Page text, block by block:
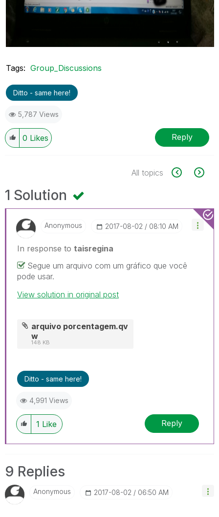
Tags: Group_Discussions
Ditto - same here!
5,787 Views
0 Likes Reply
All topics
1 Solution
Anonymous ‎2017-08-02 08:10 AM
In response to taisregina
Segue um arquivo com um gráfico que você
pode usar.
View solution in original post
arquivo porcentagem.qv
w
148 KB
Ditto - same here!
4,991 Views
1 Like Reply
9 Replies
Anonymous ‎2017-08-02 06:50 AM